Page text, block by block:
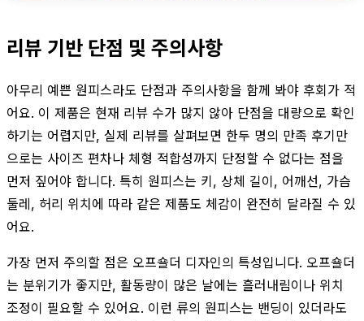
리뷰 기반 단점 및 주의사항
아무리 예쁜 원피스라도 단점과 주의사항을 함께 봐야 후회가 적
어요. 이 제품은 현재 리뷰 수가 많지 않아 단점을 대량으로 확인
하기는 어렵지만, 실제 리뷰를 살펴보면 한두 명의 만족 후기만
으로는 사이즈 편차나 체형 적합성까지 단정할 수 없다는 점을
먼저 짚어야 합니다. 특히 원피스는 키, 상체 길이, 어깨선, 가슴
둘레, 허리 위치에 따라 같은 제품도 체감이 완전히 달라질 수 있
어요.
가장 먼저 주의할 점은 오프숄더 디자인의 특성입니다. 오프숄더
는 분위기가 좋지만, 활동량이 많은 날에는 흘러내림이나 위치
조정이 필요할 수 있어요. 이런 류의 원피스는 밴딩이 있더라도